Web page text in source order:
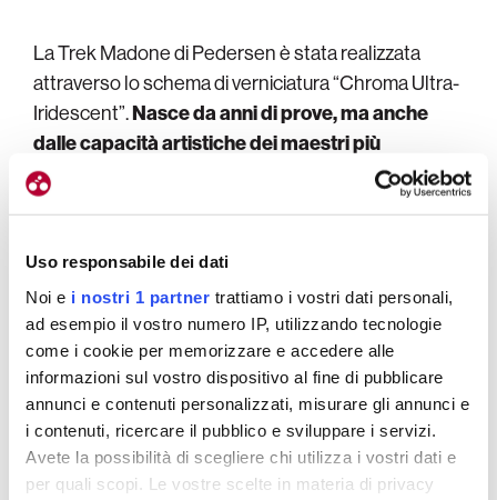
Uso responsabile dei dati
Noi e i nostri 1 partner trattiamo i vostri dati personali,
ad esempio il vostro numero IP, utilizzando tecnologie
come i cookie per memorizzare e accedere alle
informazioni sul vostro dispositivo al fine di pubblicare
annunci e contenuti personalizzati, misurare gli annunci e
i contenuti, ricercare il pubblico e sviluppare i servizi.
Avete la possibilità di scegliere chi utilizza i vostri dati e
per quali scopi. Le vostre scelte in materia di privacy
La Trek Madone di Pedersen è stata realizzata
attraverso lo schema di verniciatura “Chroma Ultra-
Iridescent”.Nasce da anni di prove, ma anche
dalle capacità artistiche dei maestri più
affermati di Project One
. Per creare una livrea così
particolare, occorrono livelli non comuni di abilità e
Gli altri schemi di verniciatura presentati alla vigilia
del Tour de France sono stati i seguenti: “Chroma
Diamond Flake”, milioni e milioni di microscopici
frammenti di cromo danno vita a uno schema
dall’effetto straordinario. Il risultato è una livrea
che brilla in modo diverso in base alla luce che
cattura.